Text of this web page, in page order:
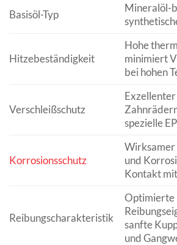
Basisöl-Typ
Mineralöl-
Hitzebeständigkeit
Hohe
minimiert
bei hohen
Verschleißschutz
spezielle
Korrosionsschutz
Wirksamer
und
Kontakt
Reibungscharakteristik
Optimierte
sanfte
und